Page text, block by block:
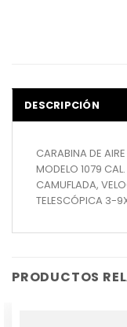
DESCRIPCIÓN
CARABINA DE
MODELO 1079
CAMUFLADA,
TELESCÓPICA 3-
PRODUCTOS